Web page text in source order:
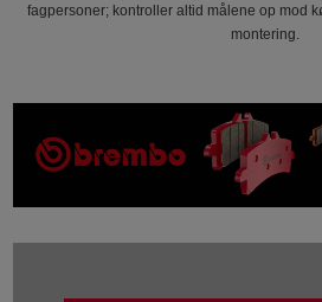
fagpersoner; kontroller altid målene op mod
montering.